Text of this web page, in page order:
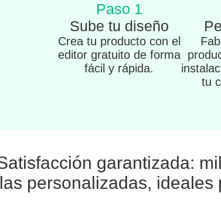
Paso 1
Sube tu diseño
Crea tu producto con el
editor gratuito de forma
fácil y rápida.
tu
garantizada:
personalizadas,